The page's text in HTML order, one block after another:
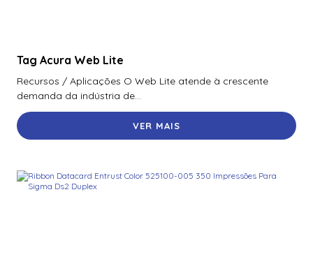
Tag Acura Web Lite
Recursos / Aplicações O Web Lite atende à crescente
demanda da indústria de...
VER MAIS